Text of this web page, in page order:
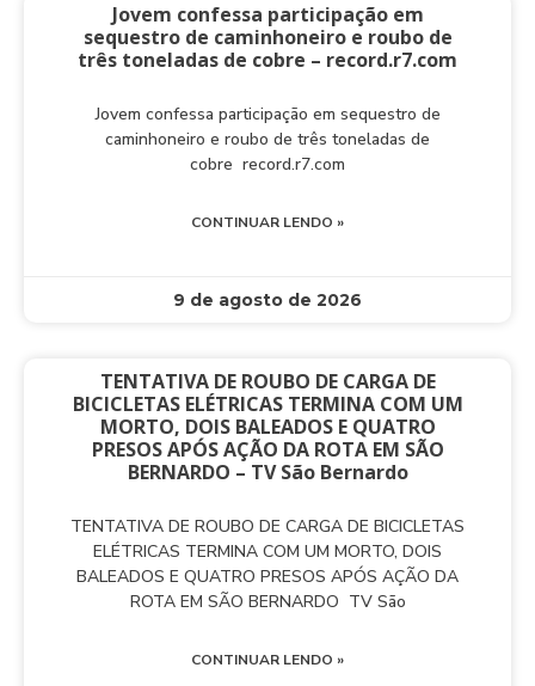
Jovem confessa participação em
sequestro de caminhoneiro e roubo de
três toneladas de cobre – record.r7.com
Jovem confessa participação em sequestro de
caminhoneiro e roubo de três toneladas de
cobre record.r7.com
CONTINUAR LENDO »
9 de agosto de 2026
TENTATIVA DE ROUBO DE CARGA DE
BICICLETAS ELÉTRICAS TERMINA COM UM
MORTO, DOIS BALEADOS E QUATRO
PRESOS APÓS AÇÃO DA ROTA EM SÃO
BERNARDO – TV São Bernardo
TENTATIVA DE ROUBO DE CARGA DE BICICLETAS
ELÉTRICAS TERMINA COM UM MORTO, DOIS
BALEADOS E QUATRO PRESOS APÓS AÇÃO DA
ROTA EM SÃO BERNARDO TV São
CONTINUAR LENDO »